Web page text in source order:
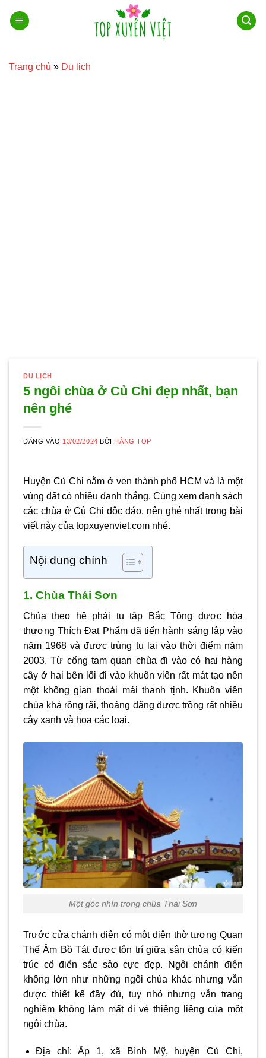
qua
Trang chủ » Du lịch
DU LỊCH
5 ngôi chùa ở Củ Chi đẹp nhất, bạn
nên ghé
ĐĂNG VÀO 13/02/2024 BỞI HẰNG TOP
Huyện Củ Chi nằm ở ven thành phố HCM và là một
vùng đất có nhiều danh thắng. Cùng xem danh sách
các chùa ở Củ Chi độc đáo, nên ghé nhất trong bài
viết này của topxuyenviet.com nhé.
Nội dung chính
1. Chùa Thái Sơn
Chùa theo hệ phái tu tập Bắc Tông được hòa
thượng Thích Đạt Phẩm đã tiến hành sáng lập vào
năm 1968 và được trùng tu lại vào thời điểm năm
2003. Từ cổng tam quan chùa đi vào có hai hàng
cây ở hai bên lối đi vào khuôn viên rất mát tạo nên
một không gian thoải mái thanh tịnh. Khuôn viên
chùa khá rộng rãi, thoáng đãng được trồng rất nhiều
cây xanh và hoa các loại.
Một góc nhìn trong chùa Thái Sơn
Trước cửa chánh điện có một điện thờ tượng Quan
Thế Âm Bồ Tát được tôn trí giữa sân chùa có kiến
trúc cổ điển sắc sảo cực đẹp. Ngôi chánh điện
không lớn như những ngôi chùa khác nhưng vẫn
được thiết kế đầy đủ, tuy nhỏ nhưng vẫn trang
nghiêm không làm mất đi vẻ thiêng liêng của một
ngôi chùa.
Địa chỉ: Ấp 1, xã Bình Mỹ, huyện Củ Chi,